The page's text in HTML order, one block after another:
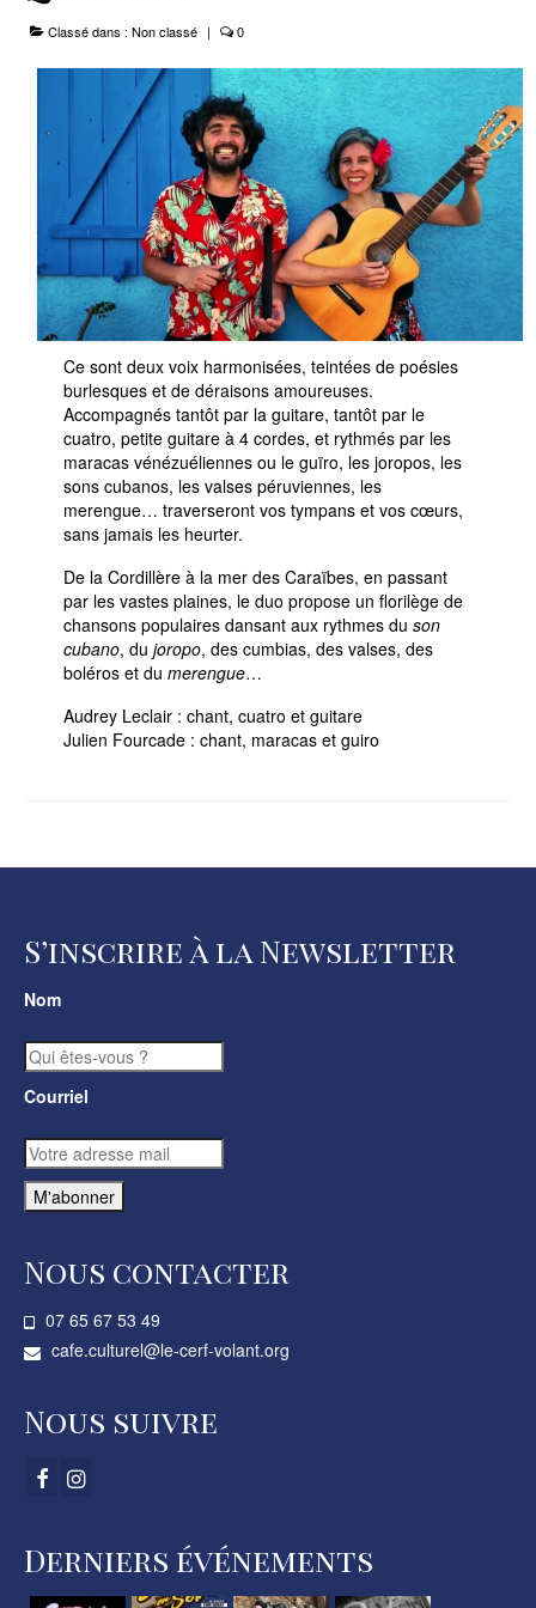
Le Projet
Infos Pratiques
Classé dans : Non classé | 0
Ce sont deux voix harmonisées, teintées de poésies
burlesques et de déraisons amoureuses.
Accompagnés tantôt par la guitare, tantôt par le
cuatro, petite guitare à 4 cordes, et rythmés par les
maracas vénézuéliennes ou le guïro, les joropos, les
sons cubanos, les valses péruviennes, les
merengue… traverseront vos tympans et vos cœurs,
sans jamais les heurter.
De la Cordillère à la mer des Caraïbes, en passant
par les vastes plaines, le duo propose un florilège de
chansons populaires dansant aux rythmes du son
cubano, du joropo, des cumbias, des valses, des
boléros et du merengue…
Audrey Leclair : chant, cuatro et guitare
Julien Fourcade : chant, maracas et guiro
S’inscrire à la Newsletter
Nom
Courriel
Nous contacter
07 65 67 53 49­
cafe.culturel@le-cerf-volant.org
Nous suivre
Derniers événements